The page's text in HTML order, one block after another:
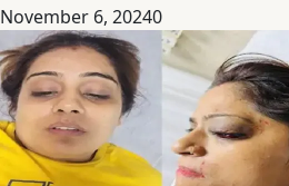
November 6, 20240